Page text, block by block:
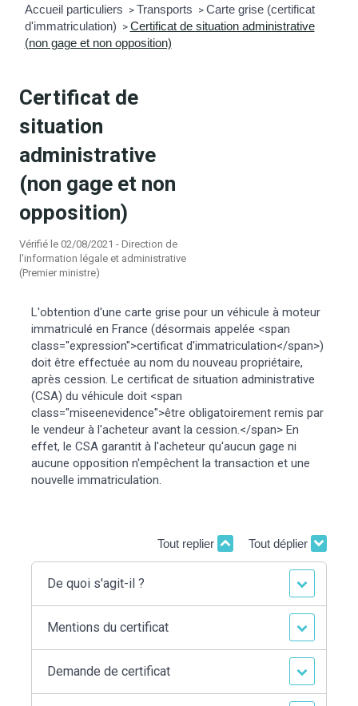
municipaux
sur la commune
d’urbanisme
Association
voirie, arrêté de circulation et
domaine public
à la commune
Accueil particuliers > Transports > Carte grise (certificat
d'immatriculation) > Certificat de situation administrative
(non gage et non opposition)
Certificat de
situation
administrative
(non gage et non
opposition)
Vérifié le 02/08/2021 - Direction de
l'information légale et administrative
(Premier ministre)
L'obtention d'une carte grise pour un véhicule à moteur
immatriculé en France (désormais appelée <span
class="expression">certificat d'immatriculation</span>)
doit être effectuée au nom du nouveau propriétaire,
après cession. Le certificat de situation administrative
(CSA) du véhicule doit <span
class="miseenevidence">être obligatoirement remis par
le vendeur à l'acheteur avant la cession.</span> En
effet, le CSA garantit à l'acheteur qu'aucun gage ni
aucune opposition n'empêchent la transaction et une
nouvelle immatriculation.
Tout replier Tout déplier
De quoi s'agit-il ?
Mentions du certificat
Demande de certificat